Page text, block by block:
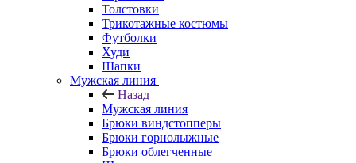
Толстовки
Трикотажные костюмы
Футболки
Худи
Шапки
Мужская линия
Назад
Мужская линия
Брюки виндстопперы
Брюки горнолыжные
Брюки облегченные